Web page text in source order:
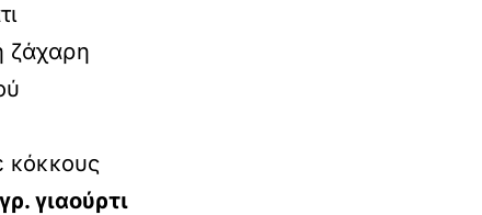
ζάχαρη
κόκκους
γιαούρτι